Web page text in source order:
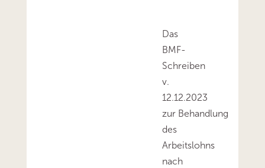
Das
BMF-
Schreiben
v.
12.12.2023
zur Behandlung
des
Arbeitslohns
nach